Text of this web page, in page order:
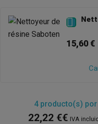

15,60 €
4producto(s) por
22,22 €€ IVA